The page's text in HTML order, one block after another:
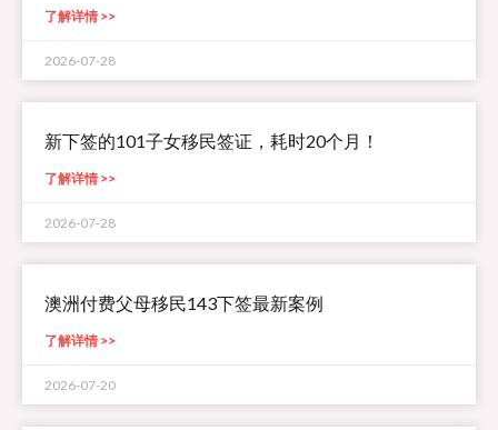
了解详情 >>
2026-07-28
新下签的101子女移民签证，耗时20个月！
了解详情 >>
2026-07-28
澳洲付费父母移民143下签最新案例
了解详情 >>
2026-07-20